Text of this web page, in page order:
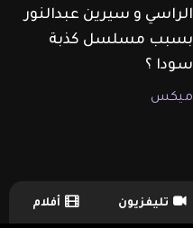
الراسي و سيرين عبدالنور
بسبب مسلسل كذبة
سودا ؟
ميكس
TV Guide Menu
تليفزيون أفلام